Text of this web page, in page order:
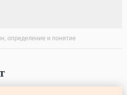
определение и понятие